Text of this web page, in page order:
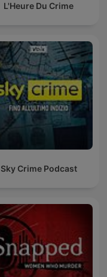
L'Heure Du Crime
Sky Crime Podcast